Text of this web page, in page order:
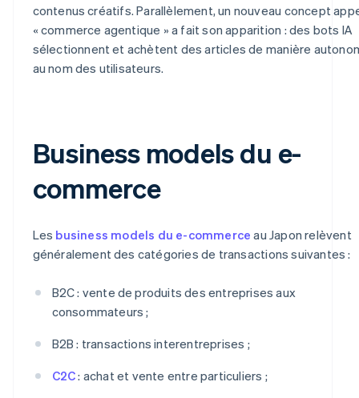
contenus créatifs. Parallèlement, un nouveau concept
« commerce agentique » a fait son apparition : des bots IA
sélectionnent et achètent des articles de manière
au nom des utilisateurs.
Business models du e-
commerce
Les business models du e-commerce au Japon relèvent
généralement des catégories de transactions suivantes :
B2C : vente de produits des entreprises aux
consommateurs ;
B2B : transactions interentreprises ;
C2C: achat et vente entre particuliers ;